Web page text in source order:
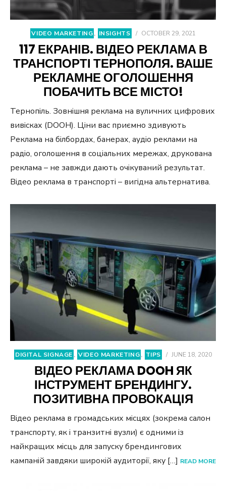
VIDEO MARKETING, INSIGHTS / OCTOBER 29, 2021
117 ЕКРАНІВ. ВІДЕО РЕКЛАМА В
ТРАНСПОРТІ ТЕРНОПОЛЯ. ВАШЕ
РЕКЛАМНЕ ОГОЛОШЕННЯ
ПОБАЧИТЬ ВСЕ МІСТО!
Тернопіль. Зовнішня реклама на вуличних цифрових
вивісках (DOOH). Ціни вас приємно здивують
Реклама на білбордах, банерах, аудіо реклами на
радіо, оголошення в соціальних мережах, друкована
реклама – не завжди дають очікуваний результат.
Відео реклама в транспорті – вигідна альтернатива.
DIGITAL SIGNAGE , VIDEO MARKETING, TIPS / JUNE 18, 2020
ВІДЕО РЕКЛАМА DOOH ЯК
ІНСТРУМЕНТ БРЕНДИНГУ.
ПОЗИТИВНА ПРОВОКАЦІЯ
Відео реклама в громадських місцях (зокрема салон
транспорту, як і транзитні вузли) є одними із
найкращих місць для запуску брендингових
кампаній завдяки широкій аудиторії, яку […] READ MORE